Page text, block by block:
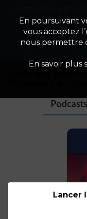
Tag
Liste des
Podcasts
En poursuivant
vous acceptez
nous permettre
En savoir plus
Appuyez
Non merci
Lancer